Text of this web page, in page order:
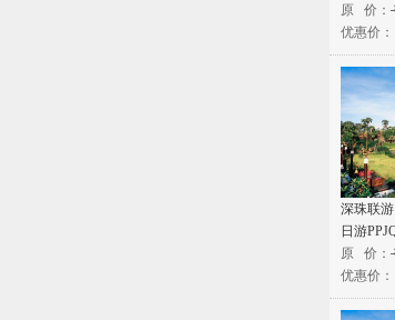
原 价：
优惠价：
深珠联
日游
原 价：
优惠价：